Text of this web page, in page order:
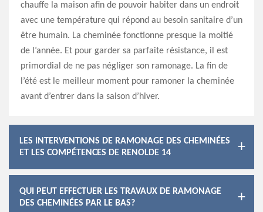
chauffe la maison afin de pouvoir habiter dans un endroit
avec une température qui répond au besoin sanitaire d’un
être humain. La cheminée fonctionne presque la moitié
de l’année. Et pour garder sa parfaite résistance, il est
primordial de ne pas négliger son ramonage. La fin de
l’été est le meilleur moment pour ramoner la cheminée
avant d’entrer dans la saison d’hiver.
LES INTERVENTIONS DE RAMONAGE DES CHEMINÉES
ET LES COMPÉTENCES DE RENOLDE 14
QUI PEUT EFFECTUER LES TRAVAUX DE RAMONAGE
DES CHEMINÉES PAR LE BAS?